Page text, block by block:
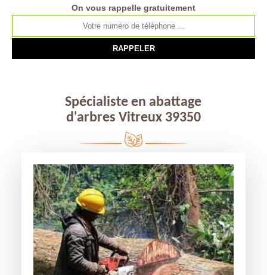
On vous rappelle gratuitement
Spécialiste en abattage
d'arbres Vitreux 39350